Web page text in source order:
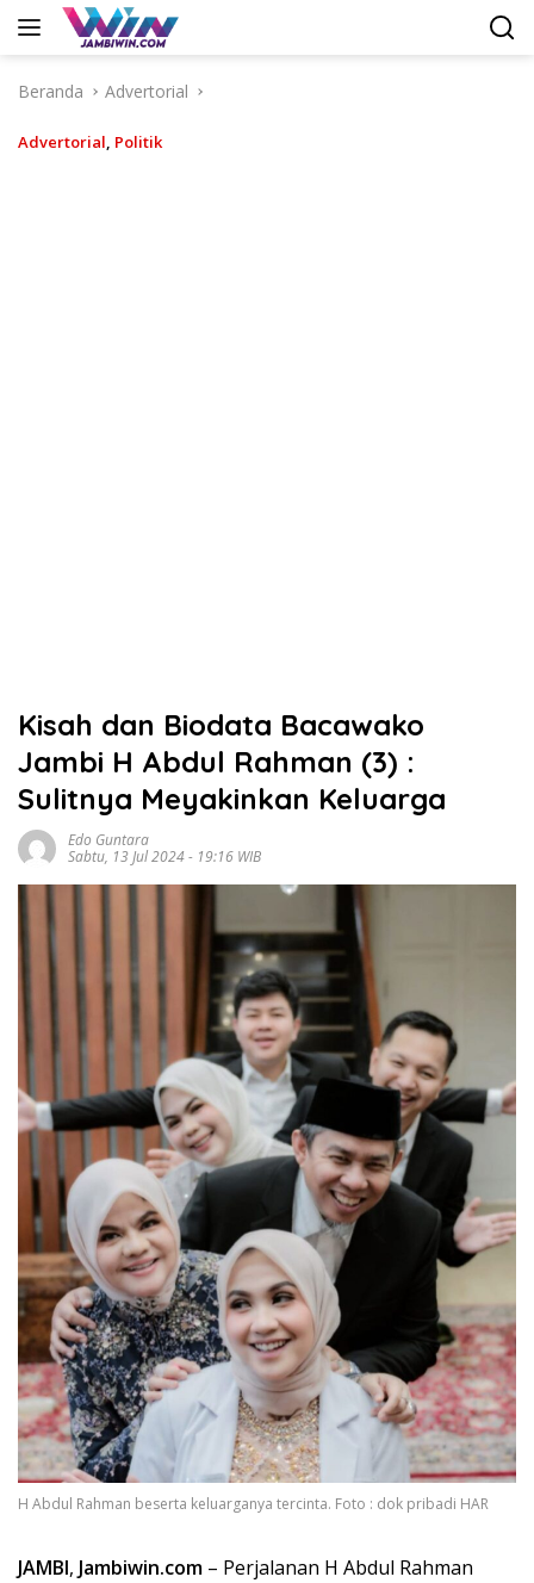
Langsung
Beranda
Advertorial
Advertorial, Politik
Kisah dan Biodata Bacawako
Jambi H Abdul Rahman (3) :
Sulitnya Meyakinkan Keluarga
Edo Guntara
Sabtu, 13 Jul 2024 - 19:16 WIB
H Abdul Rahman beserta keluarganya tercinta. Foto : dok pribadi HAR
JAMBI, Jambiwin.com – Perjalanan H Abdul Rahman